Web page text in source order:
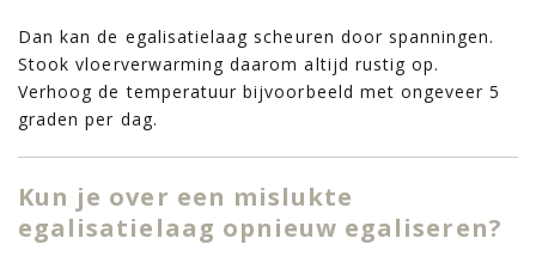
Dan kan de egalisatielaag scheuren door spanningen.
Stook vloerverwarming daarom altijd rustig op.
Verhoog de temperatuur bijvoorbeeld met ongeveer 5
graden per dag.
Kun je over een mislukte
egalisatielaag opnieuw egaliseren?